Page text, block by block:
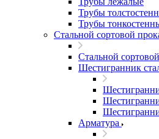
Трубы
Трубы
Стальной сортовой
Стальной
Шестигранник
Арматура